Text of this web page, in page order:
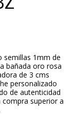
semillas 1mm de
bañada oro rosa
de 3 cms
personalizado
de autenticidad
compra superior a